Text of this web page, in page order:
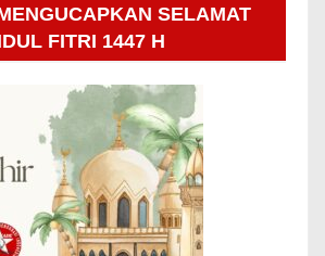
SELAMAT
FITRI 1447 H